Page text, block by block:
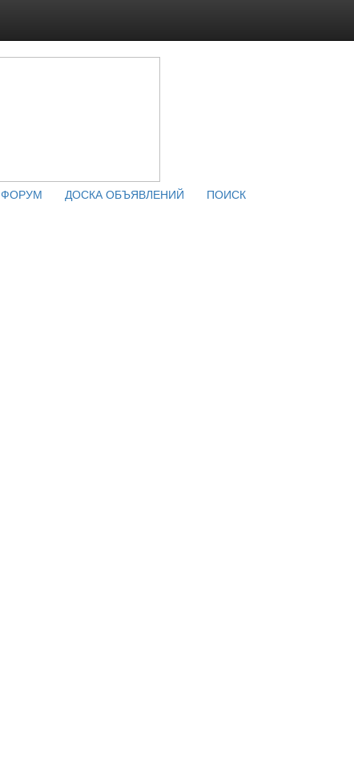
ФОРУМ ДОСКА ОБЪЯВЛЕНИЙ
ПОИСК